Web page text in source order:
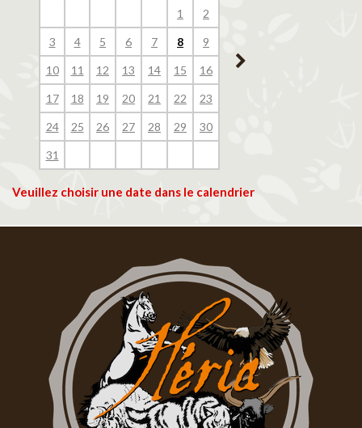
1 2
3 4 5 6 7 8 9
10 11 12 13 14 15 16
17 18 19 20 21 22 23
24 25 26 27 28 29 30
31
14
Veuillez choisir une date dans le calendrier